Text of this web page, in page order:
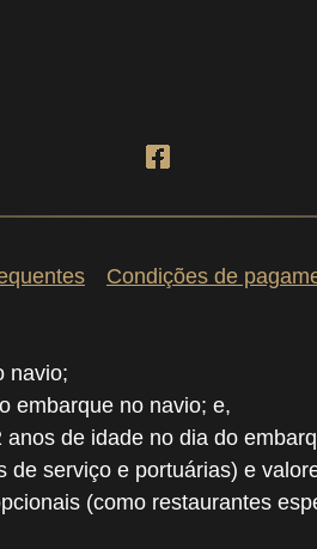
Condições de
navio;
embarque no navio; e,
de idade no dia do
serviço e portuárias) e
(como restaurantes